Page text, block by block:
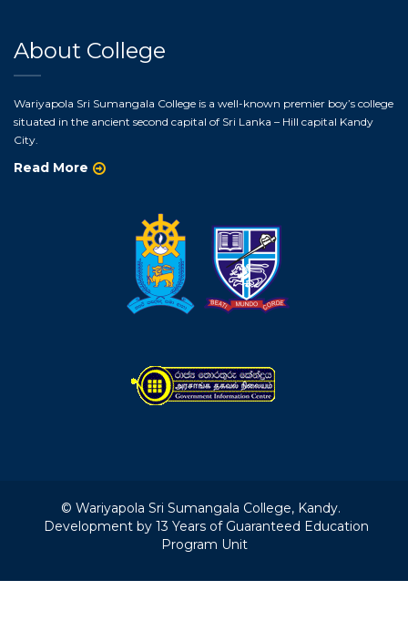
About College
Wariyapola Sri Sumangala College is a well-known premier boy’s college
situated in the ancient second capital of Sri Lanka – Hill capital Kandy
City.
Read More
© Wariyapola Sri Sumangala College, Kandy.
Development by 13 Years of Guaranteed Education
Program Unit